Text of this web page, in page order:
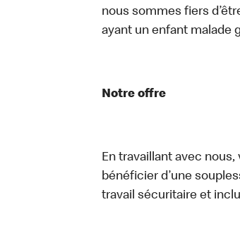
nous sommes fiers
ayant un enfant malade
Notre offre
En travaillant avec nous,
bénéficier d’une
travail sécuritaire et